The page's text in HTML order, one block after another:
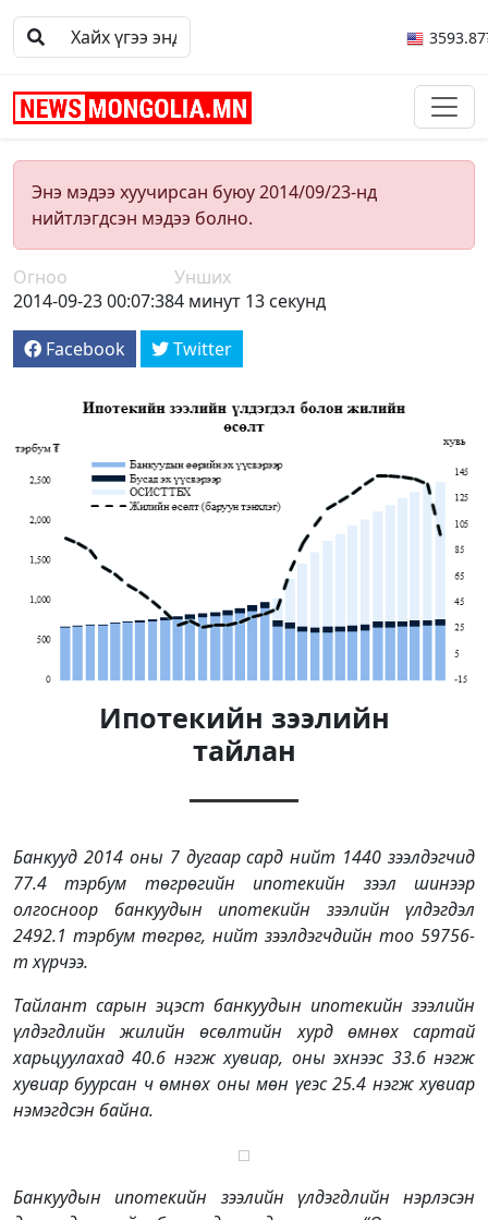
Энэ мэдээ хуучирсан буюу 2014/09/23-нд
нийтлэгдсэн мэдээ болно.
Огноо
2014-09-23 00:07:38
Унших
4 минут 13 секунд
Facebook
Twitter
Ипотекийн зээлийн
тайлан
Банкууд 2014 оны 7 дугаар сард нийт 1440 зээлдэгчид
77.4 тэрбум төгрөгийн ипотекийн зээл шинээр
олгосноор банкуудын ипотекийн зээлийн үлдэгдэл
2492.1 тэрбум төгрөг, нийт зээлдэгчдийн тоо 59756-
т хүрчээ.
Тайлант сарын эцэст банкуудын ипотекийн зээлийн
үлдэгдлийн жилийн өсөлтийн хурд өмнөх сартай
харьцуулахад 40.6 нэгж хувиар, оны эхнээс 33.6 нэгж
хувиар буурсан ч өмнөх оны мөн үеэс 25.4 нэгж хувиар
нэмэгдсэн байна.
Банкуудын ипотекийн зээлийн үлдэгдлийн нэрлэсэн